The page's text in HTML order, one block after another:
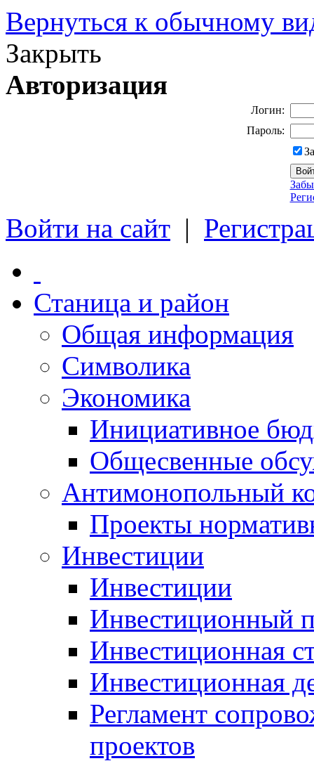
Вернуться к обычному
Закрыть
Авторизация
Логин:
Пароль:
Войти на сайт |
Станица и район
Общая информация
Символика
Экономика
Инициативное
Общесвенные
Антимонопольный
Проекты
Инвестиции
Инвестиции
Инвестиционный
Инвестиционная
Инвестиционная
Регламент
проектов